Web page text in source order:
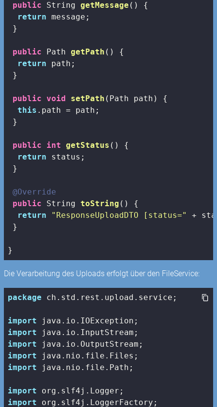
public String getMessage ()
{
return message;
}
public Path getPath ()
{
return path;
}
public void setPath (Path path)
{
this .path = path;
}
public int getStatus ()
{
return status;
}
@Override
public String toString ()
{
return
"ResponseUploadDTO [status="
+
}
}
Die Verarbeitung des Uploads erfolgt über den FileService:
package ch.std.rest.upload.service;
import
import
import
import
import java.nio.file.Path;
import
import